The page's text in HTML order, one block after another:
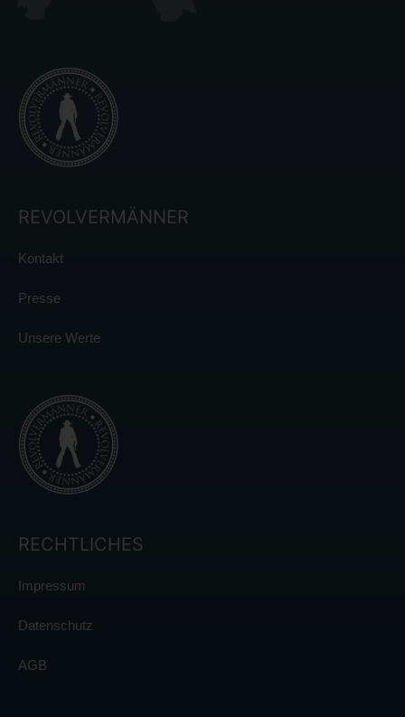
REVOLVERMÄNNER
Kontakt
Presse
Unsere Werte
RECHTLICHES
Impressum
Datenschutz
AGB